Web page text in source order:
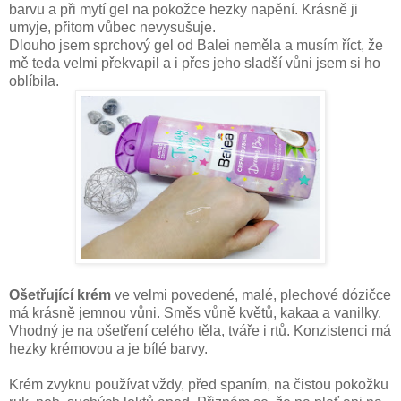
barvu a při mytí gel na pokožce hezky napění. Krásně ji
umyje, přitom vůbec nevysušuje.
Dlouho jsem sprchový gel od Balei neměla a musím říct, že
mě teda velmi překvapil a i přes jeho sladší vůni jsem si ho
oblíbila.
Ošetřující krém ve velmi povedené, malé, plechové dózičce
má krásně jemnou vůni. Směs vůně květů, kakaa a vanilky.
Vhodný je na ošetření celého těla, tváře i rtů. Konzistenci má
hezky krémovou a je bílé barvy.
Krém zvyknu používat vždy, před spaním, na čistou pokožku